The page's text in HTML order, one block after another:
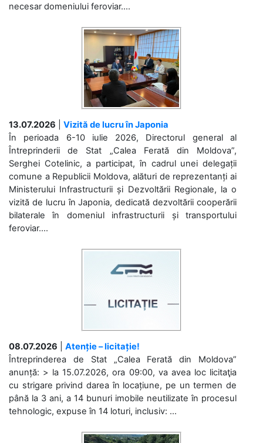
necesar domeniului feroviar....
13.07.2026
Vizită de lucru în Japonia
În perioada 6-10 iulie 2026, Directorul general al
Întreprinderii de Stat „Calea Ferată din Moldova”,
Serghei Cotelinic, a participat, în cadrul unei delegații
comune a Republicii Moldova, alături de reprezentanți ai
Ministerului Infrastructurii și Dezvoltării Regionale, la o
vizită de lucru în Japonia, dedicată dezvoltării cooperării
bilaterale în domeniul infrastructurii și transportului
feroviar....
08.07.2026
Atenție – licitație!
Întreprinderea de Stat „Calea Ferată din Moldova”
anunță: > la 15.07.2026, ora 09:00, va avea loc licitaţia
cu strigare privind darea în locațiune, pe un termen de
până la 3 ani, a 14 bunuri imobile neutilizate în procesul
tehnologic, expuse în 14 loturi, inclusiv: ...